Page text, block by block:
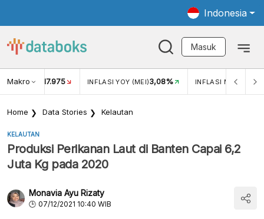
Indonesia
Masuk
Makro
USD/IDR 17.975 INFLASI YOY (MEI)3,08% INFLASI MOM (MEI)
Home Data Stories Kelautan
KELAUTAN
Produksi Perikanan Laut di Banten Capai 6,2
Juta Kg pada 2020
Monavia Ayu Rizaty
07/12/2021 10:40 WIB